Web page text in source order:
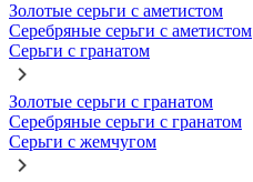
Золотые серьги с аметистом
Серебряные серьги с аметистом
Серьги с гранатом
Золотые серьги с гранатом
Серебряные серьги с гранатом
Серьги с жемчугом